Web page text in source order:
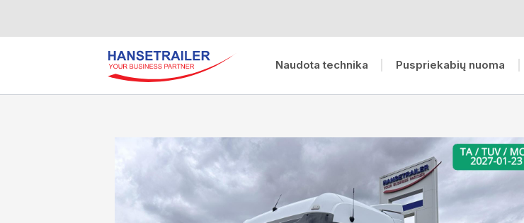
Naudota technika Puspriekabių nuoma